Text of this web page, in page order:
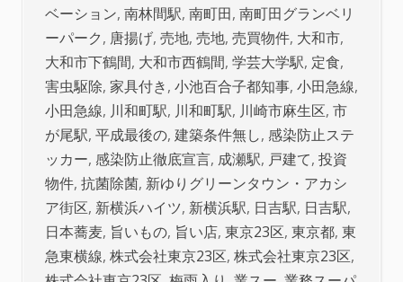
ベーション, 南林間駅, 南町田, 南町田グランベリ
ーパーク, 唐揚げ, 売地, 売地, 売買物件, 大和市,
大和市下鶴間, 大和市西鶴間, 学芸大学駅, 定食,
害虫駆除, 家具付き, 小池百合子都知事, 小田急線,
小田急線, 川和町駅, 川和町駅, 川崎市麻生区, 市
が尾駅, 平成最後の, 建築条件無し, 感染防止ステ
ッカー, 感染防止徹底宣言, 成瀬駅, 戸建て, 投資
物件, 抗菌除菌, 新ゆりグリーンタウン・アカシ
ア街区, 新横浜ハイツ, 新横浜駅, 日吉駅, 日吉駅,
日本蕎麦, 旨いもの, 旨い店, 東京23区, 東京都, 東
急東横線, 株式会社東京23区, 株式会社東京23区,